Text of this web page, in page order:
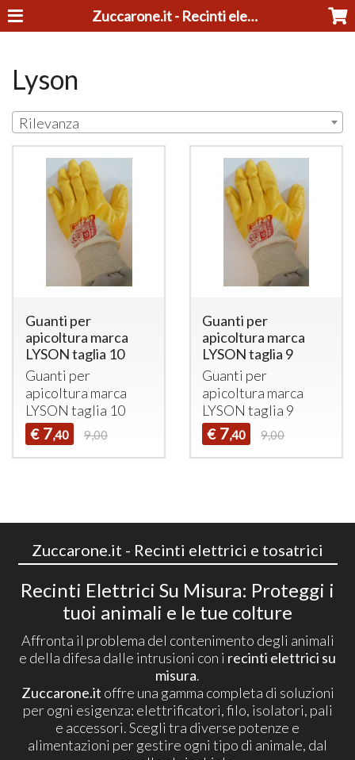
Zuccarone.it - Recinti elettrici e tosatrici
Lyson
Rilevanza
Guanti per
apicoltura marca
LYSON taglia 10
Guanti per
apicoltura marca
LYSON taglia 10
€ 7,40 9,00
Guanti per
apicoltura marca
LYSON taglia 9
Guanti per
apicoltura marca
LYSON taglia 9
€ 7,40 9,00
Zuccarone.it - Recinti elettrici e tosatrici
Recinti Elettrici Su Misura: Proteggi i
tuoi animali e le tue colture
Affronta il problema del contenimento degli animali
e della difesa dalle intrusioni con i recinti elettrici su
misura.
Zuccarone.it offre una gamma completa di soluzioni
per ogni esigenza: elettrificatori, filo, isolatori, pali
e accessori. Scegli tra diverse potenze e
alimentazioni per gestire ogni tipo di animale, dal